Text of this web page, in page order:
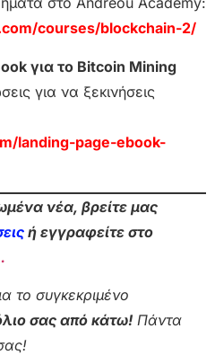
courses/blockchain-2/
για το Bitcoin Mining
για να ξεκινήσεις
landing-page-ebook-
νέα, βρείτε μας
ή εγγραφείτε στο
.
το συγκεκριμένο
σας από κάτω! Πάντα